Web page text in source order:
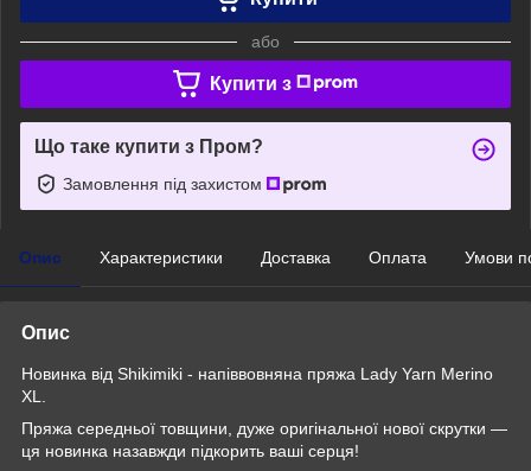
або
Купити з
Що таке купити з Пром?
Замовлення під захистом
Опис Характеристики Доставка Оплата Умови
Опис
Новинка від Shikimiki - напіввовняна пряжа Lady Yarn Merino
XL.
Пряжа середньої товщини, дуже оригінальної нової скрутки —
ця новинка назавжди підкорить ваші серця!